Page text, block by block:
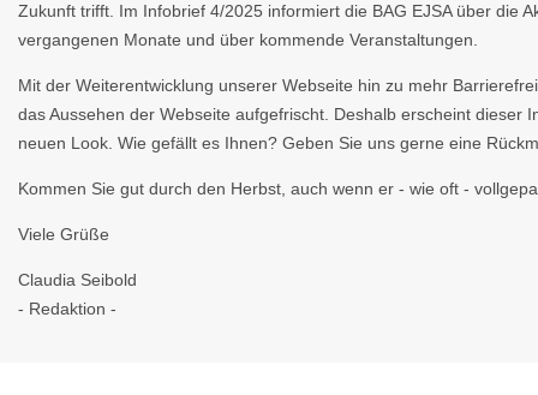
Zukunft trifft. Im Infobrief 4/2025 informiert die BAG EJSA über die
vergangenen Monate und über kommende Veranstaltungen.
Mit der Weiterentwicklung unserer Webseite hin zu mehr
das Aussehen der Webseite aufgefrischt. Deshalb erscheint dieser
neuen Look. Wie gefällt es Ihnen? Geben Sie uns gerne eine
Kommen Sie gut durch den Herbst, auch wenn er - wie oft -
Viele Grüße
Claudia Seibold
- Redaktion -